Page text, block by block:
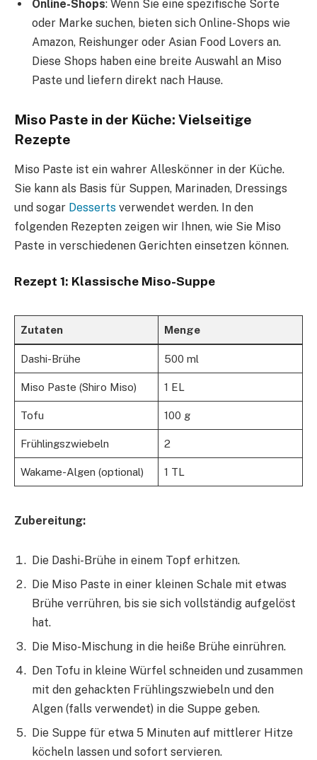
Online-Shops: Wenn Sie eine spezifische Sorte
oder Marke suchen, bieten sich Online-Shops wie
Amazon, Reishunger oder Asian Food Lovers an.
Diese Shops haben eine breite Auswahl an Miso
Paste und liefern direkt nach Hause.
Miso Paste in der Küche: Vielseitige
Rezepte
Miso Paste ist ein wahrer Alleskönner in der Küche.
Sie kann als Basis für Suppen, Marinaden, Dressings
und sogar Desserts verwendet werden. In den
folgenden Rezepten zeigen wir Ihnen, wie Sie Miso
Paste in verschiedenen Gerichten einsetzen können.
Rezept 1: Klassische Miso-Suppe
Zutaten Menge
Dashi-Brühe 500 ml
Miso Paste (Shiro Miso) 1 EL
Tofu 100 g
Frühlingszwiebeln 2
Wakame-Algen (optional) 1 TL
Zubereitung:
Die Dashi-Brühe in einem Topf erhitzen.
Die Miso Paste in einer kleinen Schale mit etwas
Brühe verrühren, bis sie sich vollständig aufgelöst
hat.
Die Miso-Mischung in die heiße Brühe einrühren.
Den Tofu in kleine Würfel schneiden und zusammen
mit den gehackten Frühlingszwiebeln und den
Algen (falls verwendet) in die Suppe geben.
Die Suppe für etwa 5 Minuten auf mittlerer Hitze
köcheln lassen und sofort servieren.